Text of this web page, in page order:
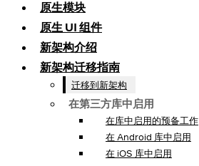
原生模块
原生 UI 组件
新架构介绍
新架构迁移指南
迁移到新架构
在第三方库中启用
在库中启用的预备工作
在 Android 库中启用
在 iOS 库中启用